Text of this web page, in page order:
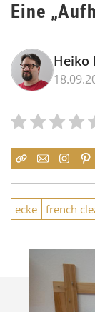
Eine
Heiko
ecke french